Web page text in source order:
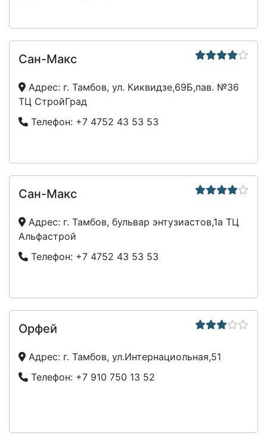
Сан-Макс
Адрес: г. Тамбов, ул. Киквидзе,69Б,пав. №36
ТЦ СтройГрад
Телефон: +7 4752 43 53 53
Сан-Макс
Адрес: г. Тамбов, бульвар энтузиастов,1а ТЦ
Альфастрой
Телефон: +7 4752 43 53 53
Орфей
Адрес: г. Тамбов, ул.Интернациольная,51
Телефон: +7 910 750 13 52